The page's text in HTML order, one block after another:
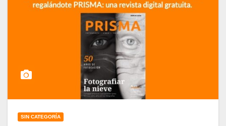
SIN CATEGORÍA